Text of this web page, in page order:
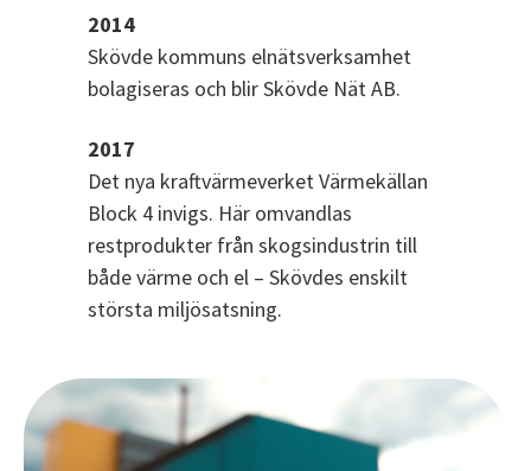
2014
Skövde kommuns elnätsverksamhet
bolagiseras och blir Skövde Nät AB.
2017
Det nya kraftvärmeverket Värmekällan
Block 4 invigs. Här omvandlas
restprodukter från skogsindustrin till
både värme och el – Skövdes enskilt
största miljösatsning.